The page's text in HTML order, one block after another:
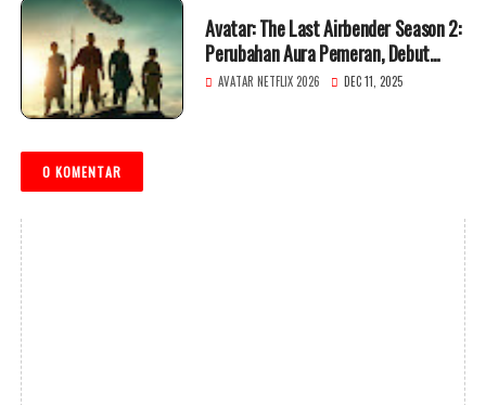
Avatar: The Last Airbender Season 2:
Perubahan Aura Pemeran, Debut
Toph, dan Konsistensi Style yang
AVATAR NETFLIX 2026 DEC 11, 2025
0 KOMENTAR